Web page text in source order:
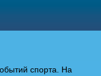
спорта. На